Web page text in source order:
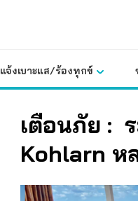
แจ้งเบาะแส/ร้องทุกข์
เตือนภัย :
Kohlarn ห